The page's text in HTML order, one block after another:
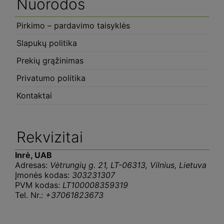
Nuorodos
Pirkimo – pardavimo taisyklės
Slapukų politika
Prekių grąžinimas
Privatumo politika
Kontaktai
Rekvizitai
Inrė, UAB
Adresas: Vėtrungių g. 21, LT-06313, Vilnius, Lietuva
Įmonės kodas: 303231307
PVM kodas: LT100008359319
Tel. Nr.: +37061823673